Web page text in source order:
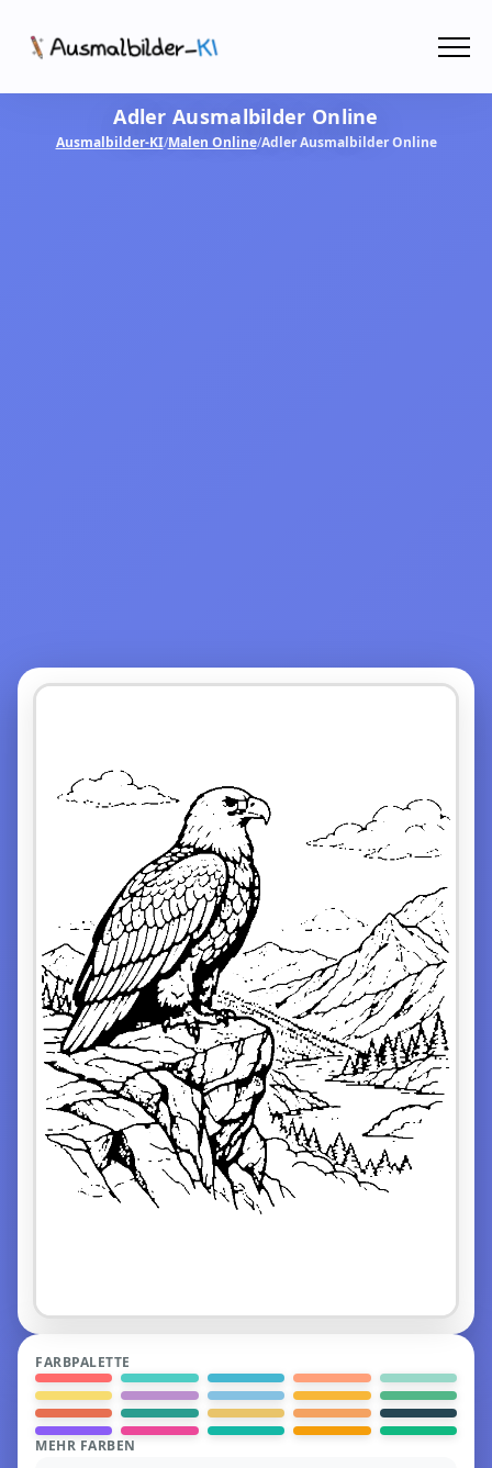
AusmalbilderAdler Ausmalbilder Online
Ausmalbilder-KI/Malen Online/Adler Ausmalbilder Online
FARBPALETTE
MEHR FARBEN